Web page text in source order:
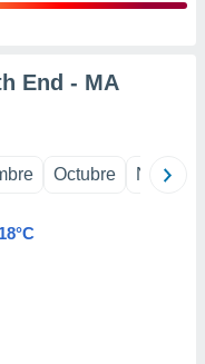
End - MA
Octubre
18°C